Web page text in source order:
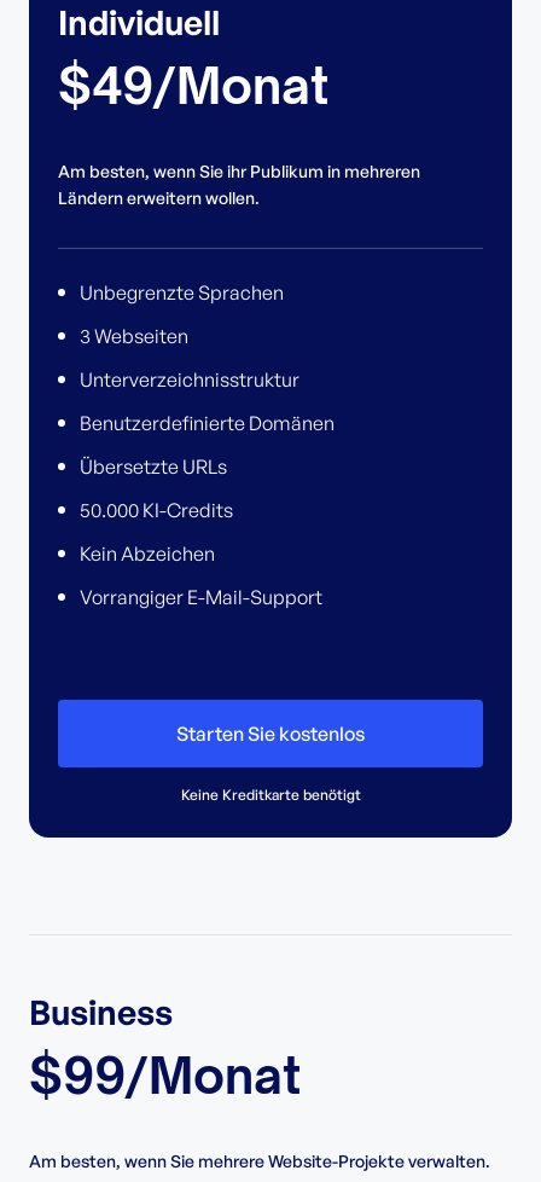
Individuell
$49/Monat
Am besten, wenn Sie ihr Publikum in mehreren
Ländern erweitern wollen.
Unbegrenzte Sprachen
3 Webseiten
Unterverzeichnisstruktur
Benutzerdefinierte Domänen
Übersetzte URLs
50.000 KI-Credits
Kein Abzeichen
Vorrangiger E-Mail-Support
Starten Sie kostenlos
Keine Kreditkarte benötigt
Business
$99/Monat
Am besten, wenn Sie mehrere Website-Projekte verwalten.